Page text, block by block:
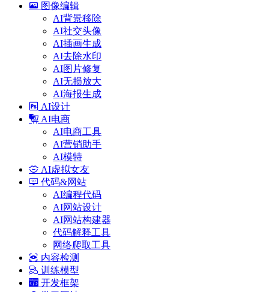
图像编辑
AI背景移除
AI社交头像
AI插画生成
AI去除水印
AI图片修复
AI无损放大
AI海报生成
AI设计
AI电商
AI电商工具
AI营销助手
AI模特
AI虚拟女友
代码&网站
AI编程代码
AI网站设计
AI网站构建器
代码解释工具
网络爬取工具
内容检测
训练模型
开发框架